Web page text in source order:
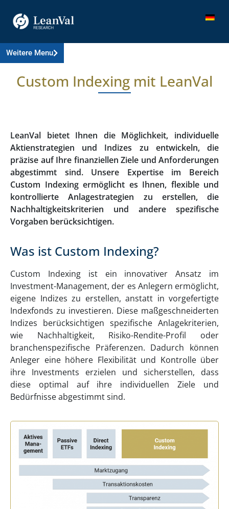
Weitere Menu
Custom Indexing mit LeanVal
LeanVal bietet Ihnen die Möglichkeit, individuelle
Aktienstrategien und Indizes zu entwickeln, die
präzise auf Ihre finanziellen Ziele und Anforderungen
abgestimmt sind. Unsere Expertise im Bereich
Custom Indexing ermöglicht es Ihnen, flexible und
kontrollierte Anlagestrategien zu erstellen, die
Nachhaltigkeitskriterien und andere spezifische
Vorgaben berücksichtigen.
Was ist Custom Indexing?
Custom Indexing ist ein innovativer Ansatz im
Investment-Management, der es Anlegern ermöglicht,
eigene Indizes zu erstellen, anstatt in vorgefertigte
Indexfonds zu investieren. Diese maßgeschneiderten
Indizes berücksichtigen spezifische Anlagekriterien,
wie Nachhaltigkeit, Risiko-Rendite-Profil oder
branchenspezifische Präferenzen. Dadurch können
Anleger eine höhere Flexibilität und Kontrolle über
ihre Investments erzielen und sicherstellen, dass
diese optimal auf ihre individuellen Ziele und
Bedürfnisse abgestimmt sind.